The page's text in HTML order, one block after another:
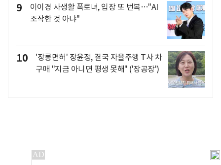
9
이이경 사생활 폭로녀, 입장 또 번복…"AI
조작한 것 아냐"
10
'장롱면허' 장윤정, 결국 자율주행 T사 차
구매 "지금 아니면 평생 못해" ('장공장')